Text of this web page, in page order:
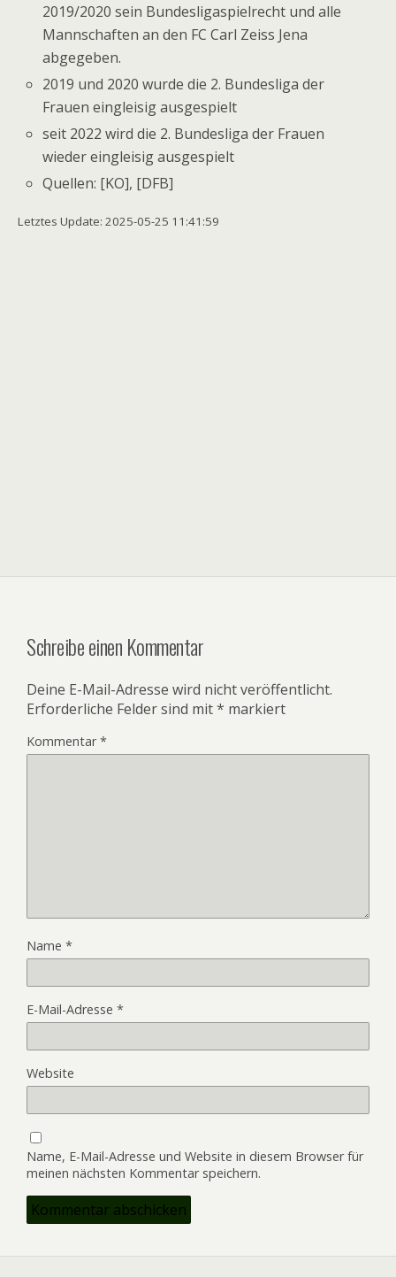
2019/2020 sein Bundesligaspielrecht und alle
Mannschaften an den FC Carl Zeiss Jena
abgegeben.
2019 und 2020 wurde die 2. Bundesliga der
Frauen eingleisig ausgespielt
seit 2022 wird die 2. Bundesliga der Frauen
wieder eingleisig ausgespielt
Quellen: [KO], [DFB]
Letztes Update: 2025-05-25 11:41:59
Schreibe einen Kommentar
Deine E-Mail-Adresse wird nicht veröffentlicht.
Erforderliche Felder sind mit* markiert
Kommentar*
Name *
E-Mail-Adresse *
Website
Name, E-Mail-Adresse und Website in diesem Browser für
meinen nächsten Kommentar speichern.